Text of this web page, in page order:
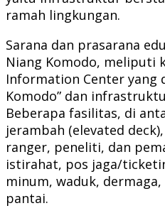
ramah lingkungan.
Sarana dan prasarana
Niang Komodo, meliputi
Information Center yang
Komodo” dan
Beberapa fasilitas, di
jerambah (elevated
ranger, peneliti, dan
istirahat, pos jaga/
minum, waduk,
pantai.